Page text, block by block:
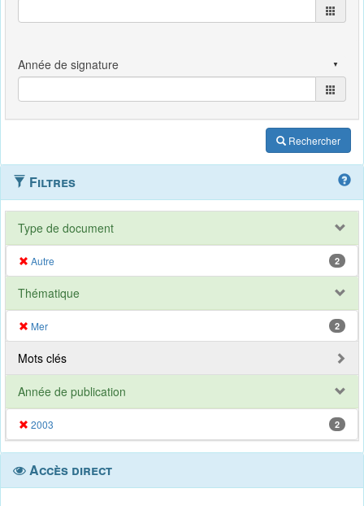
Rechercher
Filtres
Type de document
Autre 2
Thématique
Mer 2
Mots clés
Année de publication
2003 2
Accès direct